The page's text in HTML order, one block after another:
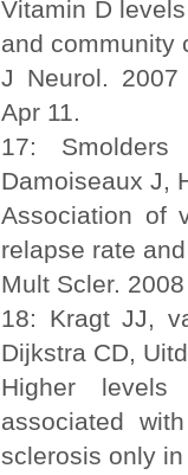
Vitamin D
and community
J Neurol. 2007
Apr 11.
17:
Damoiseaux J,
Association of
relapse rate
Mult Scler.
18: Kragt JJ,
Dijkstra CD,
Higher
associated
sclerosis only in